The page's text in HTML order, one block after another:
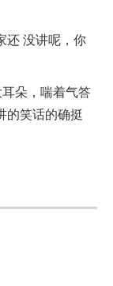
还 没讲呢，你
朵，喘着气答
的笑话的确挺